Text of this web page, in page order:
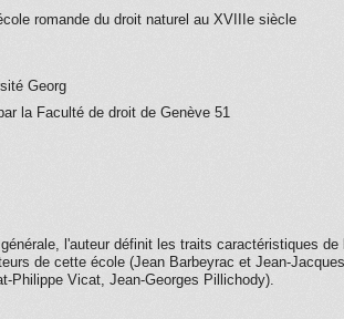
romande du droit naturel au XVIIIe siècle
Georg
la Faculté de droit de Genève 51
l'auteur définit les traits caractéristiques de
de cette école (Jean Barbeyrac et Jean-
Philippe Vicat, Jean-Georges Pillichody).